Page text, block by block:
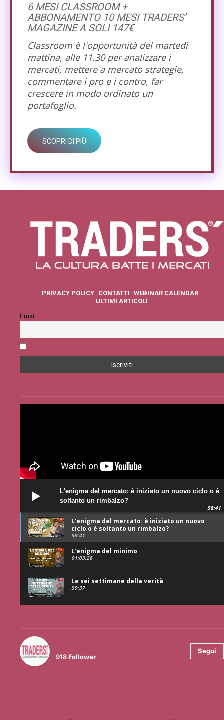
6 MESI CLASSROOM +
ABBONAMENTO 10 MESI TRADERS’
MAGAZINE A SOLI 147€
Classroom è l'opportunità del martedì
mattina, alle 11.30 per analizzare i
mercati, mettere a mercato strategie,
commentare i pro e i contro, far
crescere in modo ordinato un
portafoglio.
SCOPRI DI PIÙ
PRIVACY POLICY CONTATTI WEBINAR CALENDAR
ULTIMI ARTICOLI
Email
L'enigma del mercato: è iniziato un nuovo ciclo o è
soltanto un rimbalzo?
58:41
L'enigma del mercato: è iniziato un nuovo
ciclo o è soltanto un rimbalzo?
58:41
L’enigma del minimo
01:03:28
Le sei settimane della verità
59:37
918Follower
Segui